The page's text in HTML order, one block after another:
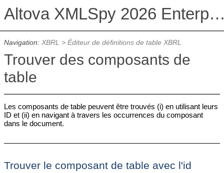
Altova XMLSpy 2026
Navigation: XBRL > Éditeur de définitions de table XBRL
Trouver des composants de
table
Les composants de table peuvent être trouvés (i) en utilisant leurs
ID et (ii) en navigant à travers les occurrences du composant
dans le document.
Trouver le composant de table avec l'id